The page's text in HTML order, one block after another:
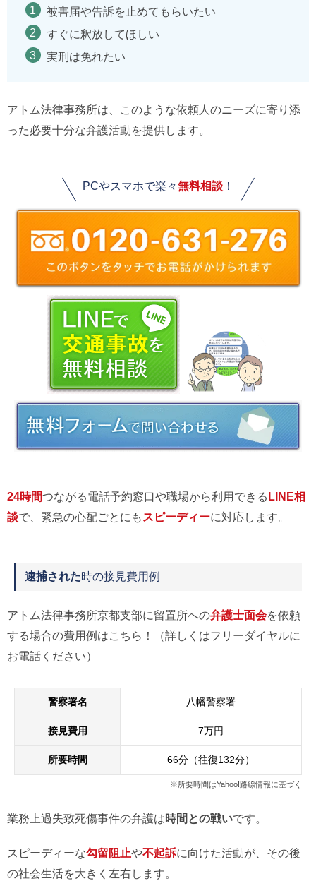
被害届や告訴を止めてもらいたい
すぐに釈放してほしい
実刑は免れたい
アトム法律事務所は、このような依頼人のニーズに寄り添
った必要十分な弁護活動を提供します。
PCやスマホで楽々無料相談！
24時間つながる電話予約窓口や職場から利用できるLINE相
談で、緊急の心配ごとにも スピーディーに対応します。
逮捕された時の接見費用例
アトム法律事務所京都支部に留置所への弁護士面会を依頼
する場合の費用例はこちら！（詳しくはフリーダイヤルに
お電話ください）
警察署名 八幡警察署
接見費用 7万円
所要時間 66分（往復132分）
※所要時間はYahoo!路線情報に基づく
業務上過失致死傷事件の弁護は時間との戦いです。
スピーディーな勾留阻止や不起訴に向けた活動が、その後
の社会生活を大きく左右します。